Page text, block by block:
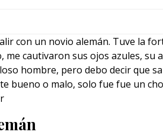
con un novio alemán. Tuve la
me cautivaron sus ojos azules, su
hombre, pero debo decir que
bueno o malo, solo fue fue un